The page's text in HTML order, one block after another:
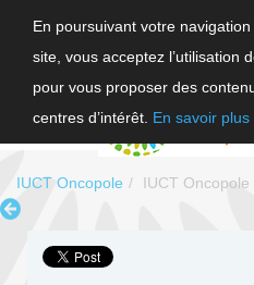
En poursuivant votre
site, vous acceptez l’utilisation
pour vous proposer des
centres d’intérêt. En savoir
IUCT Oncopole IUCT Oncopole